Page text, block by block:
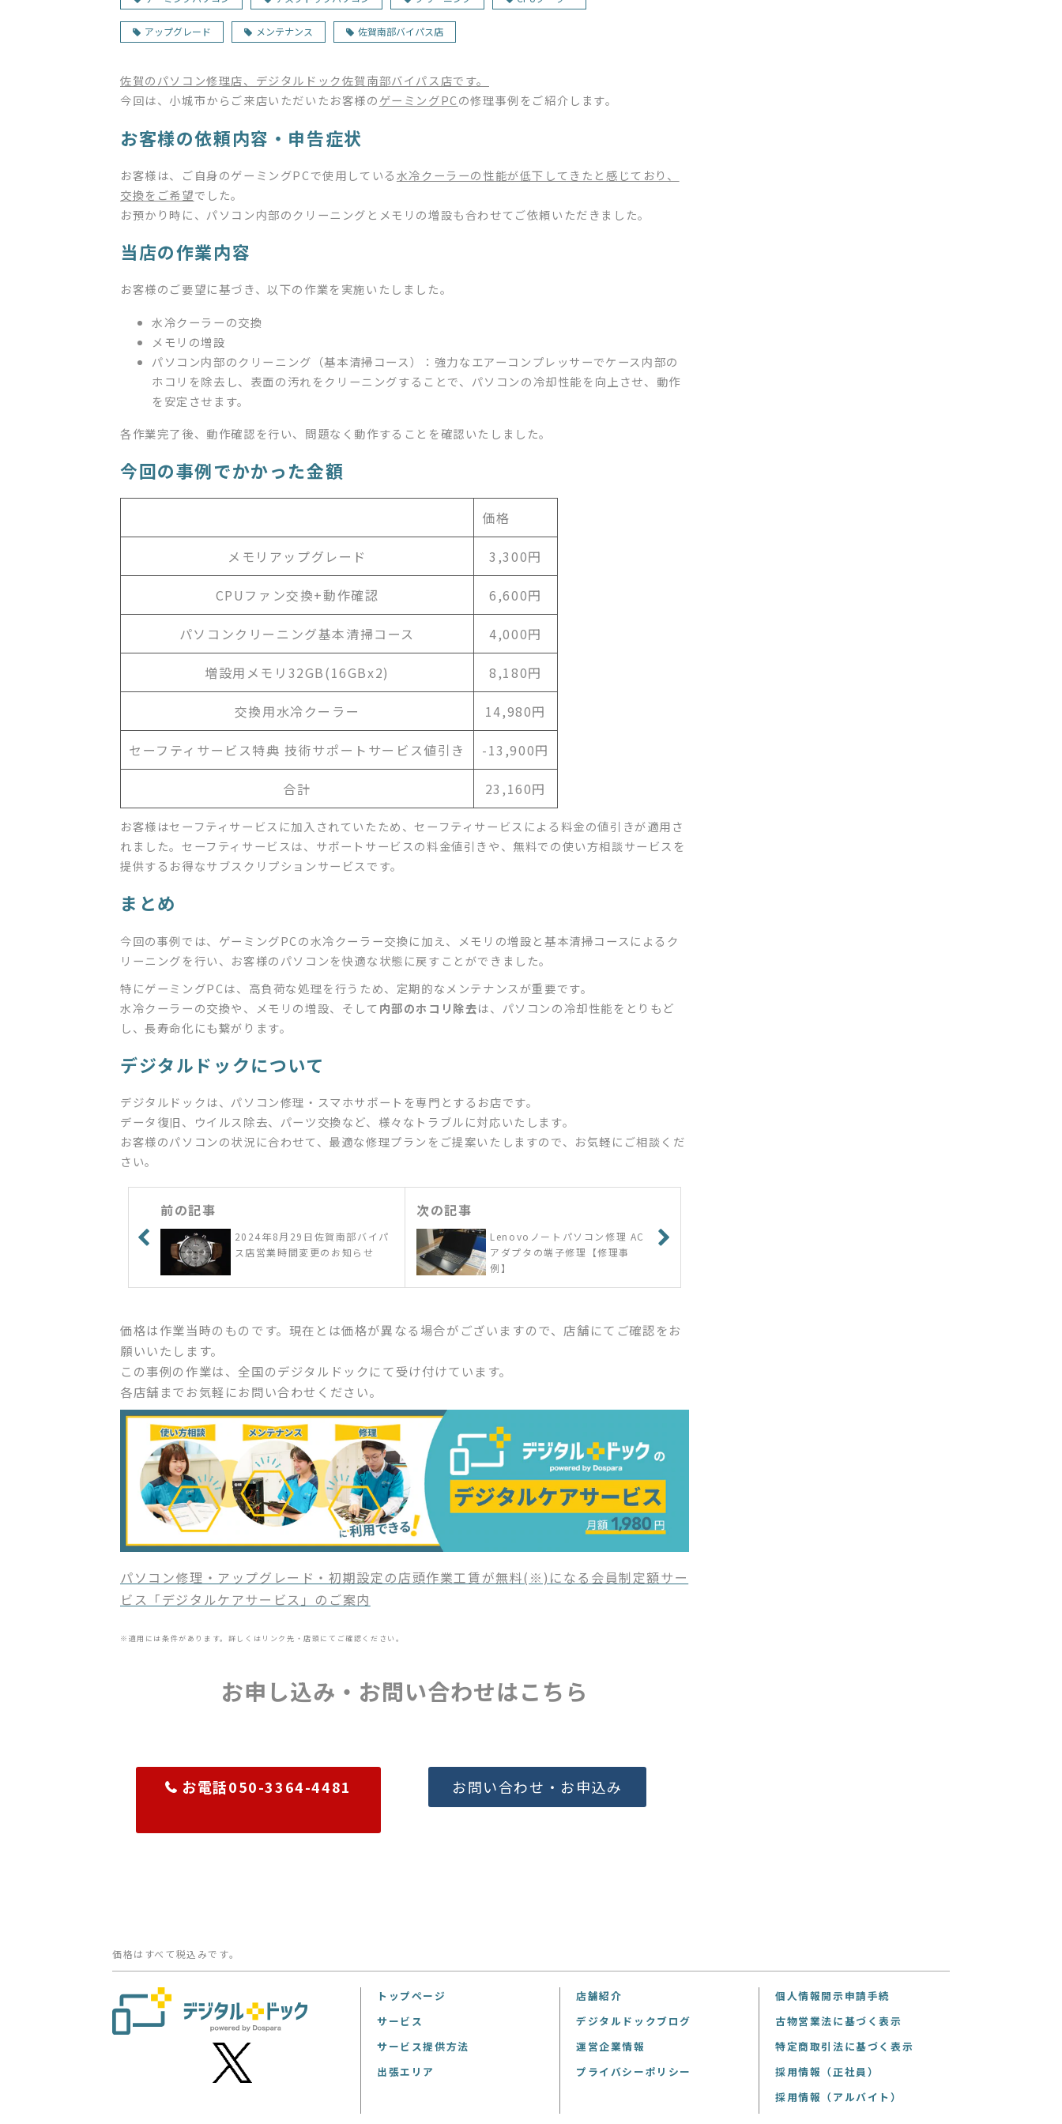
アップグレード メンテナンス 佐賀南部バイパス店
佐賀のパソコン修理店、デジタルドック佐賀南部バイパス店です。
今回は、小城市からご来店いただいたお客様のゲーミングPCの修理事例をご紹介します。
お客様の依頼内容・申告症状
お客様は、ご自身のゲーミングPCで使用している水冷クーラーの性能が低下してきたと感じており、
交換をご希望でした。
お預かり時に、パソコン内部のクリーニングとメモリの増設も合わせてご依頼いただきました。
当店の作業内容
お客様のご要望に基づき、以下の作業を実施いたしました。
水冷クーラーの交換
メモリの増設
パソコン内部のクリーニング（基本清掃コース）：強力なエアーコンプレッサーでケース内部の
ホコリを除去し、表面の汚れをクリーニングすることで、パソコンの冷却性能を向上させ、動作
を安定させます。
各作業完了後、動作確認を行い、問題なく動作することを確認いたしました。
今回の事例でかかった金額
価格
メモリアップグレード 3,300円
CPUファン交換+動作確認 6,600円
パソコンクリーニング基本清掃コース 4,000円
増設用メモリ32GB(16GBx2) 8,180円
交換用水冷クーラー 14,980円
セーフティサービス特典 技術サポートサービス値引き -13,900円
合計 23,160円
お客様はセーフティサービスに加入されていたため、セーフティサービスによる料金の値引きが適用さ
れました。セーフティサービスは、サポートサービスの料金値引きや、無料での使い方相談サービスを
提供するお得なサブスクリプションサービスです。
まとめ
今回の事例では、ゲーミングPCの水冷クーラー交換に加え、メモリの増設と基本清掃コースによるク
リーニングを行い、お客様のパソコンを快適な状態に戻すことができました。
特にゲーミングPCは、高負荷な処理を行うため、定期的なメンテナンスが重要です。
水冷クーラーの交換や、メモリの増設、そして内部のホコリ除去は、パソコンの冷却性能をとりもど
し、長寿命化にも繋がります。
デジタルドックについて
デジタルドックは、パソコン修理・スマホサポートを専門とするお店です。
データ復旧、ウイルス除去、パーツ交換など、様々なトラブルに対応いたします。
お客様のパソコンの状況に合わせて、最適な修理プランをご提案いたしますので、お気軽にご相談くだ
さい。
前の記事
2024年8月29日佐賀南部バイパ
ス店営業時間変更のお知らせ
次の記事
Lenovoノートパソコン修理 AC
アダプタの端子修理【修理事
例】
価格は作業当時のものです。現在とは価格が異なる場合がございますので、店舗にてご確認をお
願いいたします。
この事例の作業は、全国のデジタルドックにて受け付けています。
各店舗までお気軽にお問い合わせください。
パソコン修理・アップグレード・初期設定の店頭作業工賃が無料(※)になる会員制定額サー
ビス「デジタルケアサービス」のご案内
※適用には条件があります。詳しくはリンク先・店頭にてご確認ください。
お申し込み・お問い合わせはこちら
お電話050-3364-4481 お問い合わせ・お申込み
価格はすべて税込みです。
トップページ
サービス
サービス提供方法
出張エリア
店舗紹介
デジタルドックブログ
運営企業情報
プライバシーポリシー
個人情報開示申請手続
古物営業法に基づく表示
特定商取引法に基づく表示
採用情報（正社員）
採用情報（アルバイト）